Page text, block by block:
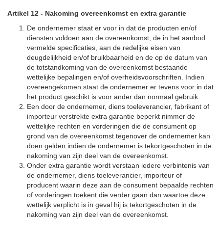
Artikel 12 - Nakoming overeenkomst en extra garantie
De ondernemer staat er voor in dat de producten en/of
diensten voldoen aan de overeenkomst, de in het aanbod
vermelde specificaties, aan de redelijke eisen van
deugdelijkheid en/of bruikbaarheid en de op de datum van
de totstandkoming van de overeenkomst bestaande
wettelijke bepalingen en/of overheidsvoorschriften. Indien
overeengekomen staat de ondernemer er tevens voor in dat
het product geschikt is voor ander dan normaal gebruik.
Een door de ondernemer, diens toeleverancier, fabrikant of
importeur verstrekte extra garantie beperkt nimmer de
wettelijke rechten en vorderingen die de consument op
grond van de overeenkomst tegenover de ondernemer kan
doen gelden indien de ondernemer is tekortgeschoten in de
nakoming van zijn deel van de overeenkomst.
Onder extra garantie wordt verstaan iedere verbintenis van
de ondernemer, diens toeleverancier, importeur of
producent waarin deze aan de consument bepaalde rechten
of vorderingen toekent die verder gaan dan waartoe deze
wettelijk verplicht is in geval hij is tekortgeschoten in de
nakoming van zijn deel van de overeenkomst.